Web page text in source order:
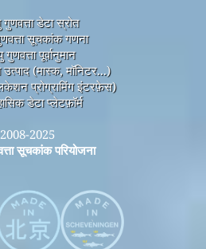
गुणवत्ता डेटा स्रोत
सूचकांक गणना
गुणवत्ता पूर्वानुमान
उत्पाद (मास्क, मॉनिटर...)
प्रोग्रामिंग इंटरफ़ेस)
डेटा प्लेटफ़ॉर्म
2025
सूचकांक परियोजना